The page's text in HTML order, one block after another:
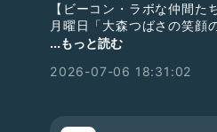
【ビーコン・ラボな仲間
月曜日「大森つばさの笑顔
...もっと読む
2026-07-06 18:31:02